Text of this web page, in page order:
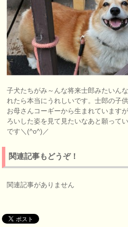
子犬たちがみ～んな将来士郎みたいん
れたら本当にうれしいです。士郎の子
お母さんコーギーから生まれています
ろいした姿を見て見たいなあと願って
です＼(^o^)／
関連記事もどうぞ！
関連記事がありません